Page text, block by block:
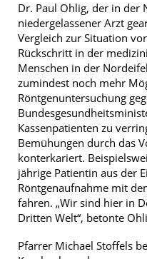
Dr. Paul Ohlig, der in der
niedergelassener Arzt
Vergleich zur Situation
Rückschritt in der
Menschen in der
zumindest noch mehr
Röntgenuntersuchung
Kassenpatienten zu
Bemühungen durch das
konterkariert.
jährige Patientin aus der
Röntgenaufnahme mit
fahren. „Wir sind hier in
Dritten Welt“, betonte
Pfarrer Michael Stoffels